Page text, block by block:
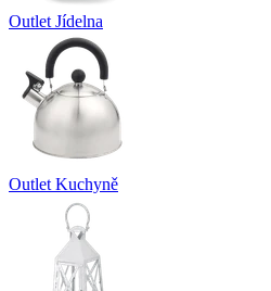
Outlet Jídelna
Outlet Kuchyně